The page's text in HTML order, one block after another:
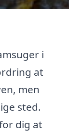
i
at
men
sted.
dig at